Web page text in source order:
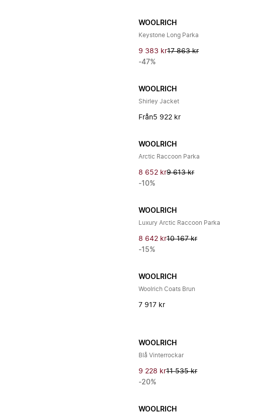
WOOLRICH
Keystone Long Parka
9 383 kr17 863 kr
-47%
WOOLRICH
Shirley Jacket
Från5 922 kr
WOOLRICH
Arctic Raccoon Parka
8 652 kr9 613 kr
-10%
WOOLRICH
Luxury Arctic Raccoon Parka
8 642 kr10 167 kr
-15%
WOOLRICH
Woolrich Coats Brun
7 917 kr
WOOLRICH
Blå Vinterrockar
9 228 kr11 535 kr
-20%
WOOLRICH